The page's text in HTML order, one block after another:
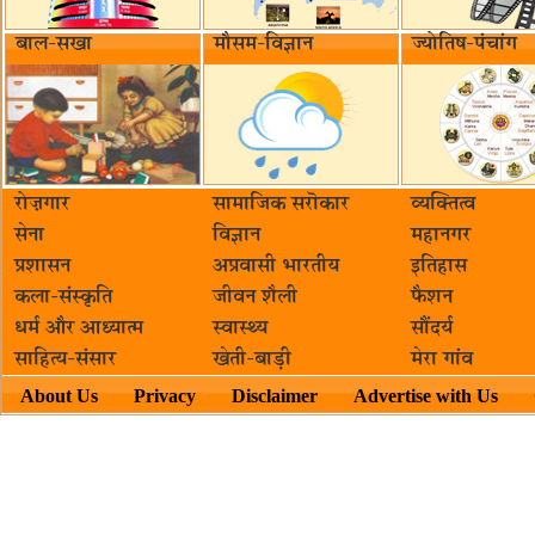
बाल-सखा मौसम-विज्ञान ज्योतिष-पंचांग
रोज़गार सामाजिक सरॊकार‌
व्यक्तित्व
सेना
विज्ञान
महानगर
प्रशासन
अप्रवासी भारतीय
इतिहास
कला-संस्कृति
जीवन शैली
फैशन
धर्म और आध्यात्म
स्वास्थ्य
सौंदर्य
साहित्य-संसार
खेती-बाड़ी मेरा गांव
About Us Privacy Disclaimer Advertise with Us